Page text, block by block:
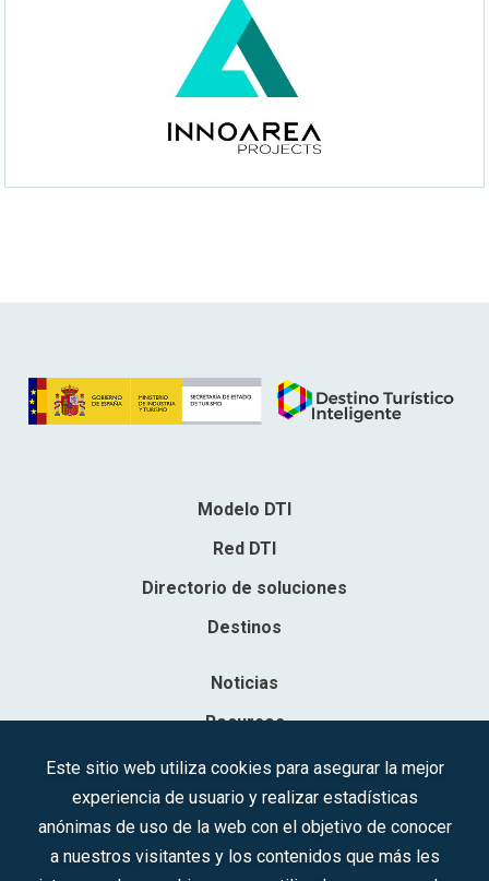
Modelo DTI
Red DTI
Directorio de soluciones
Destinos
Noticias
Recursos
Contacto
Sociedad Mercantil Estatal para la Gestión de la Innovación y las
Este sitio web utiliza cookies para asegurar la mejor
experiencia de usuario y realizar estadísticas
anónimas de uso de la web con el objetivo de conocer
a nuestros visitantes y los contenidos que más les